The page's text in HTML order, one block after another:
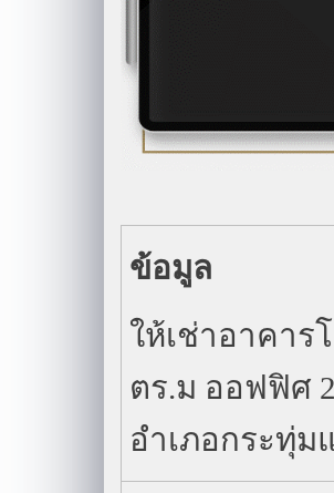
ข้อมูล
ให้เช่าอาคาร
ตร.ม ออฟฟิศ
อำเภอกระทุ่ม